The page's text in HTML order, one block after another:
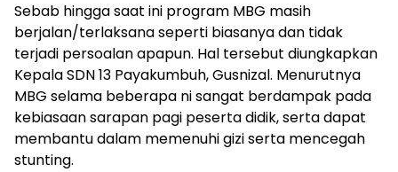
Sebab hingga saat ini program MBG masih
berjalan/terlaksana seperti biasanya dan tidak
terjadi persoalan apapun. Hal tersebut diungkapkan
Kepala SDN 13 Payakumbuh, Gusnizal. Menurutnya
MBG selama beberapa ni sangat berdampak pada
kebiasaan sarapan pagi peserta didik, serta dapat
membantu dalam memenuhi gizi serta mencegah
stunting.